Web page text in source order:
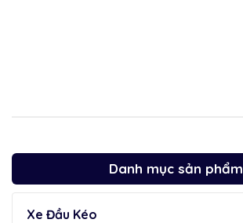
Danh mục sản phẩm
Xe Đầu Kéo